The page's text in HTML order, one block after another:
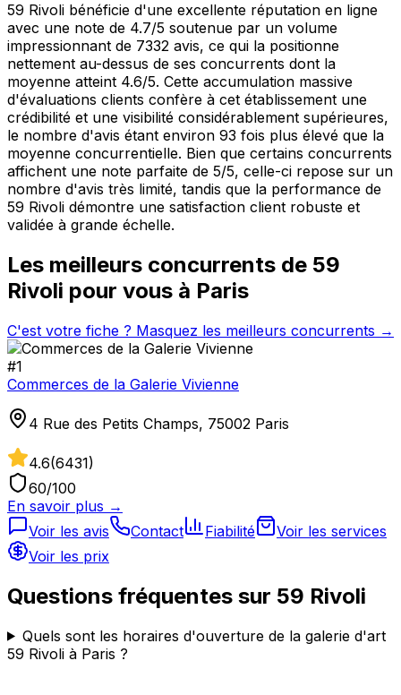
59 Rivoli bénéficie d'une excellente réputation en ligne
avec une note de 4.7/5 soutenue par un volume
impressionnant de 7332 avis, ce qui la positionne
nettement au-dessus de ses concurrents dont la
moyenne atteint 4.6/5. Cette accumulation massive
d'évaluations clients confère à cet établissement une
crédibilité et une visibilité considérablement supérieures,
le nombre d'avis étant environ 93 fois plus élevé que la
moyenne concurrentielle. Bien que certains concurrents
affichent une note parfaite de 5/5, celle-ci repose sur un
nombre d'avis très limité, tandis que la performance de
59 Rivoli démontre une satisfaction client robuste et
validée à grande échelle.
Les meilleurs concurrents de 59
Rivoli pour vous à Paris
C'est votre fiche ? Masquez les meilleurs concurrents →
#1
Commerces de la Galerie Vivienne
4 Rue des Petits Champs, 75002 Paris
4.6(6431)
60/100
En savoir plus →
Voir les avis
Contact Fiabilité
Voir les services
Voir les prix
Questions fréquentes sur 59 Rivoli
Quels sont les horaires d'ouverture de la galerie d'art
59 Rivoli à Paris ?